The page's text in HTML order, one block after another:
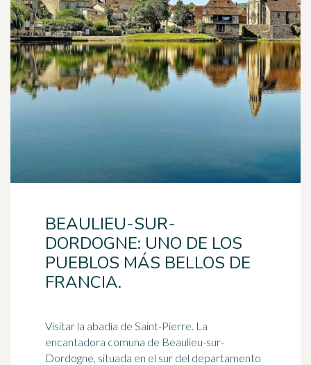
BEAULIEU-SUR-
DORDOGNE: UNO DE LOS
PUEBLOS MÁS BELLOS DE
FRANCIA.
Visitar la abadía de Saint-Pierre. La
encantadora comuna de Beaulieu-sur-
Dordogne, situada en el sur del departamento